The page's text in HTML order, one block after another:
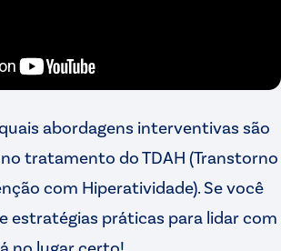
abordagens interventivas são
tratamento do TDAH (Transtorno
com Hiperatividade). Se você
estratégias práticas para lidar com
no lugar certo!